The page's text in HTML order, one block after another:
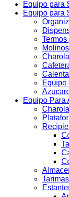
Equipo para
Equipo para
Equipo
Equipo Para